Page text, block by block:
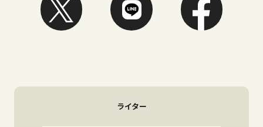
ライター